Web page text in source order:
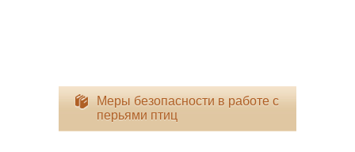
Меры безопасности в работе с
перьями птиц